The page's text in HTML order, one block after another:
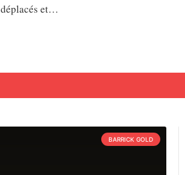
déplacés et…
BARRICK GOLD